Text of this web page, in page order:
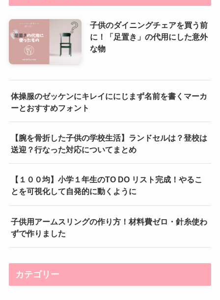
子供のダイニングチェアを買う前
に！「足置き」の代用にした意外
な物
体操服のゼッケンにキレイににじまず名前を書くマーカ
ーとおすすめフォント
【腕を骨折した子供の学校生活】ランドセルは？登校は
送迎？行なった対応についてまとめ
【１００均】小学１年生のTO DO リスト完成！やるこ
とを可視化して自発的に動くように
子供用アームスリングの作り方！材料費ゼロ・針糸使わ
ずで作りました
カテゴリー